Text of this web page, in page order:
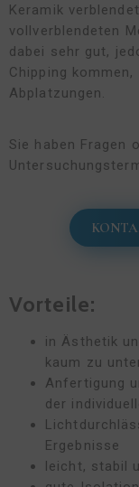
Keramik
vollverblendeten
dabei sehr gut,
Chipping
Abplatzungen.
Sie haben Fragen
Vorteile:
in Ästhetik
kaum zu
Anfertigung
der
Ergebnisse
leicht, stabil